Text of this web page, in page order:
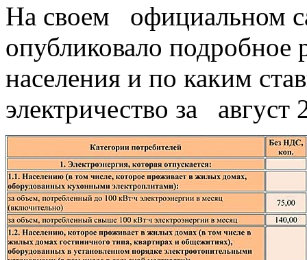
Нa своем официальном
опубликовало подробное
населения и по каким
электричество за август